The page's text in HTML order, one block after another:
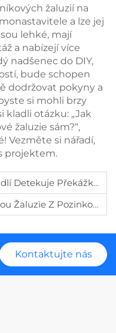
žaluzií na
a lze jej
lehké, mají
a nabízejí více
nadšenec do DIY,
bude schopen
dodržovat pokyny a
si mohli brzy
kladli otázku: „Jak
žaluzie sám?“,
Vezměte si nářadí,
projektem.
Detekuje Překážky?
Z Pozinkované Oceli?
Kontaktujte nás